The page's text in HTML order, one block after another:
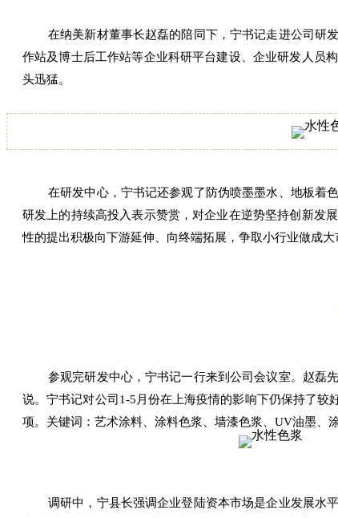
在纳美新材董事长赵磊的陪同下，宁书记走进公司研
作站及博士后工作站等企业科研平台建设、企业研发人员
头迅猛。
在研发中心，宁书记还参观了防伪喷墨墨水、地板着
研发上的持续高投入表示赞赏，对企业在逆势坚持创新发
性的提出积极向下游延伸、向终端拓展，争取小行业做成
参观完研发中心，宁书记一行来到公司会议室。赵磊
说。宁书记对公司1-5月份在上海疫情的影响下仍保持了
项。关键词：艺术涂料、涂料色浆、墙漆色浆、UV油墨 、
调研中，宁县长强调企业登陆资本市场是企业发展水